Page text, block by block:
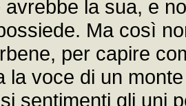
avrebbe la sua, e
Ma così
per capire
la voce di un
sentimenti gli uni